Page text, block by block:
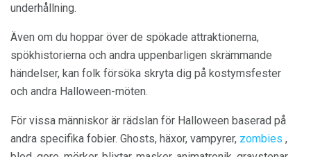
underhållning.
Även om du hoppar över de spökade attraktionerna,
spökhistorierna och andra uppenbarligen skrämmande
händelser, kan folk försöka skryta dig på kostymsfester
och andra Halloween-möten.
För vissa människor är rädslan för Halloween baserad på
andra specifika fobier. Ghosts, häxor, vampyrer, zombies ,